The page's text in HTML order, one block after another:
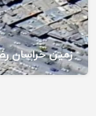
زمین خراسان رضوی